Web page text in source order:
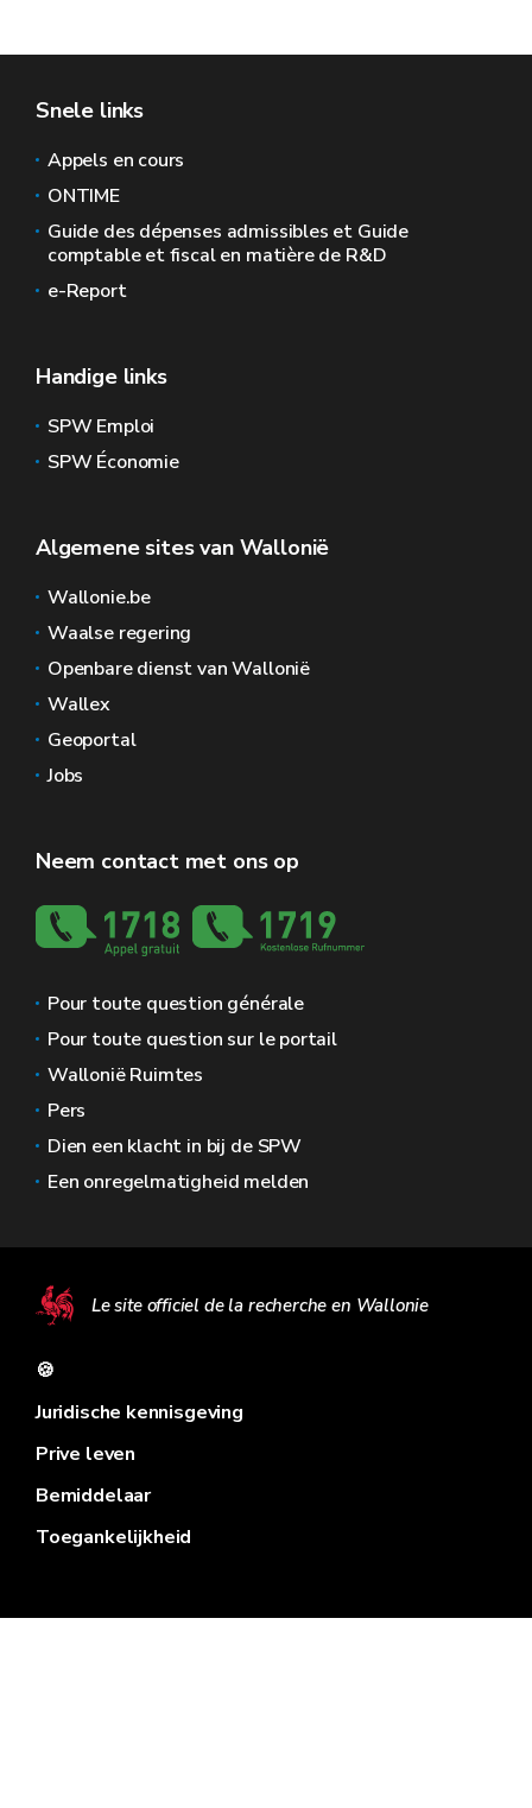
Snele links
Appels en cours
ONTIME
Guide des dépenses admissibles et Guide
comptable et fiscal en matière de R&D
e-Report
Handige links
SPW Emploi
SPW Économie
Algemene sites van Wallonië
Wallonie.be
Waalse regering
Openbare dienst van Wallonië
Wallex
Geoportal
Jobs
Neem contact met ons op
Pour toute question générale
Pour toute question sur le portail
Wallonië Ruimtes
Pers
Dien een klacht in bij de SPW
Een onregelmatigheid melden
Le site officiel de la recherche en Wallonie
🍪
Juridische kennisgeving
Prive leven
Bemiddelaar
Toegankelijkheid